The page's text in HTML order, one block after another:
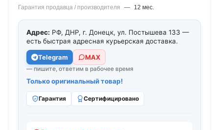
Гарантия продавца / производителя — 12 мес.
Адрес: РФ, ДНР, г. Донецк, ул. Постышева 133 —
есть быстрая адресная курьерская доставка.
Telegram МАХ
— пишите, ответим в рабочее время
Только оригинальный товар!
Гарантия Сертифицировано